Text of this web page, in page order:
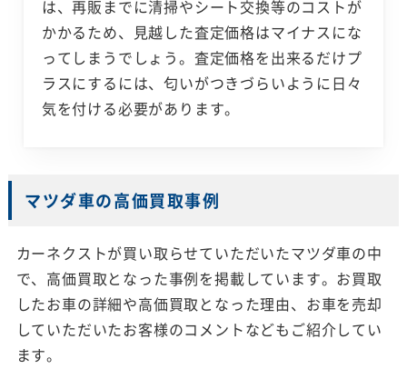
は、再販までに清掃やシート交換等のコストが
かかるため、見越した査定価格はマイナスにな
ってしまうでしょう。査定価格を出来るだけプ
ラスにするには、匂いがつきづらいように日々
気を付ける必要があります。
マツダ車の高価買取事例
カーネクストが買い取らせていただいたマツダ車の中
で、高価買取となった事例を掲載しています。お買取
したお車の詳細や高価買取となった理由、お車を売却
していただいたお客様のコメントなどもご紹介してい
ます。